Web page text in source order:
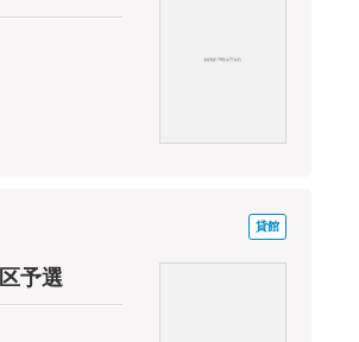
貸館
予選